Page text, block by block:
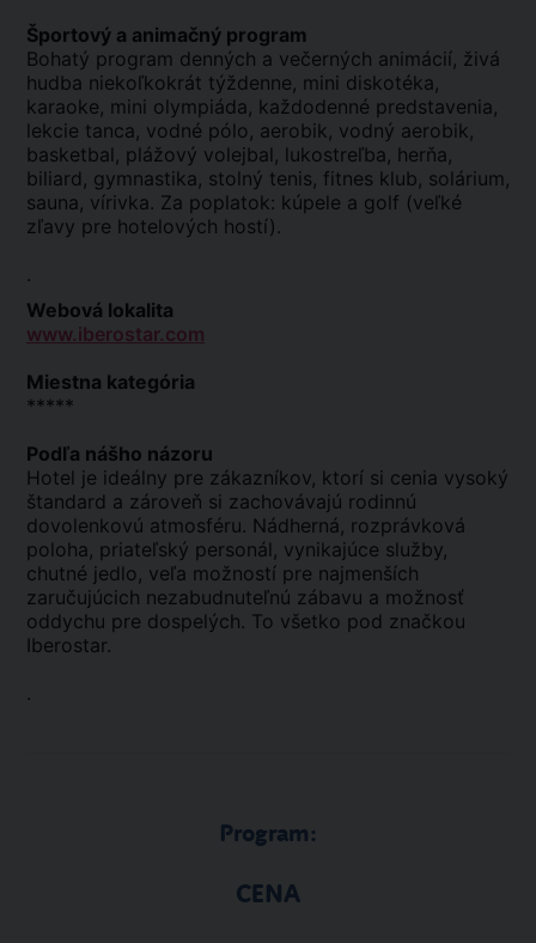
Športový a animačný program
Bohatý program denných a večerných animácií, živá
hudba niekoľkokrát týždenne, mini diskotéka,
karaoke, mini olympiáda, každodenné predstavenia,
lekcie tanca, vodné pólo, aerobik, vodný aerobik,
basketbal, plážový volejbal, lukostreľba, herňa,
biliard, gymnastika, stolný tenis, fitnes klub, solárium,
sauna, vírivka. Za poplatok: kúpele a golf (veľké
zľavy pre hotelových hostí).
.
Webová lokalita
www.iberostar.com
Miestna kategória
*****
Podľa nášho názoru
Hotel je ideálny pre zákazníkov, ktorí si cenia vysoký
štandard a zároveň si zachovávajú rodinnú
dovolenkovú atmosféru. Nádherná, rozprávková
poloha, priateľský personál, vynikajúce služby,
chutné jedlo, veľa možností pre najmenších
zaručujúcich nezabudnuteľnú zábavu a možnosť
oddychu pre dospelých. To všetko pod značkou
Iberostar.
.
Program:
CENA